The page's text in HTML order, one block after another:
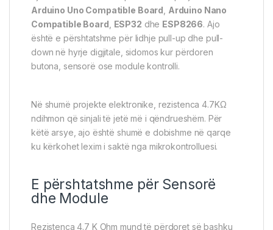
Arduino Uno Compatible Board , Arduino Nano
Compatible Board , ESP32 dhe ESP8266. Ajo
është e përshtatshme për lidhje pull-up dhe pull-
down në hyrje digjitale, sidomos kur përdoren
butona, sensorë ose module kontrolli.
Në shumë projekte elektronike, rezistenca 4.7KΩ
ndihmon që sinjali të jetë më i qëndrueshëm. Për
këtë arsye, ajo është shumë e dobishme në qarqe
ku kërkohet lexim i saktë nga mikrokontrolluesi.
E përshtatshme për Sensorë
dhe Module
Rezistenca 4.7 K Ohm mund të përdoret së bashku